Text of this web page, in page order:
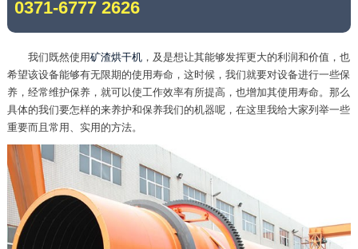
0371-6777 2626
我们既然使用矿渣烘干机，及是想让其能够发挥更大的利润和价值，也
希望该设备能够有无限期的使用寿命，这时候，我们就要对设备进行一些保
养，经常维护保养，就可以使工作效率有所提高，也增加其使用寿命。那么
具体的我们要怎样的来养护和保养我们的机器呢，在这里我给大家列举一些
重要而且常用、实用的方法。